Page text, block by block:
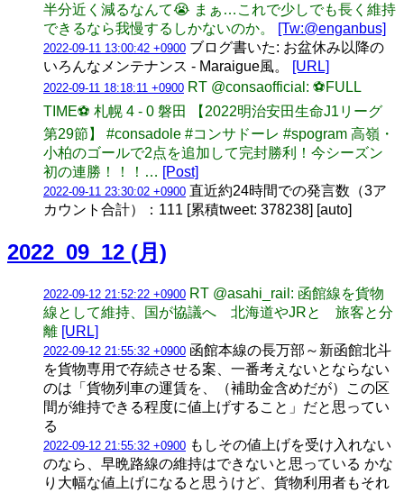
半分近く減るなんて😭 まぁ…これで少しでも長く維持
できるなら我慢するしかないのか。
[Tw:@enganbus]
2022-09-11 13:00:42 +0900 ブログ書いた: お盆休み以降の
いろんなメンテナンス - Maraigue風。
[URL]
2022-09-11 18:18:11 +0900 RT @consaofficial: ⚽️FULL
TIME⚽️ 札幌 4 - 0 磐田 【2022明治安田生命J1リーグ
第29節】 #consadole #コンサドーレ #spogram 高嶺・
小柏のゴールで2点を追加して完封勝利！今シーズン
初の連勝！！！… [Post]
2022-09-11 23:30:02 +0900 直近約24時間での発言数（3ア
カウント合計）：111 [累積tweet: 378238] [auto]
2022_09_12 (月)
2022-09-12 21:52:22 +0900 RT @asahi_rail: 函館線を貨物
線として維持、国が協議へ 北海道やJRと 旅客と分
離 [URL]
2022-09-12 21:55:32 +0900 函館本線の長万部～新函館北斗
を貨物専用で存続させる案、一番考えないとならない
のは「貨物列車の運賃を、（補助金含めだが）この区
間が維持できる程度に値上げすること」だと思ってい
る
2022-09-12 21:55:32 +0900 もしその値上げを受け入れない
のなら、早晩路線の維持はできないと思っている かな
り大幅な値上げになると思うけど、貨物利用者もそれ